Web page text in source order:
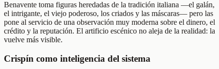
Benavente toma figuras heredadas de la tradición italiana —el galán,
el intrigante, el viejo poderoso, los criados y las máscaras— pero las
pone al servicio de una observación muy moderna sobre el dinero, el
crédito y la reputación. El artificio escénico no aleja de la realidad: la
vuelve más visible.
Crispín como inteligencia del sistema